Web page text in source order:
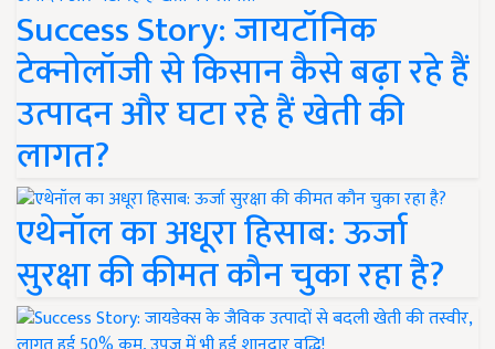
Success Story: जायटॉनिक
टेक्नोलॉजी से किसान कैसे बढ़ा रहे हैं
उत्पादन और घटा रहे हैं खेती की
लागत?
एथेनॉल का अधूरा हिसाब: ऊर्जा
सुरक्षा की कीमत कौन चुका रहा है?